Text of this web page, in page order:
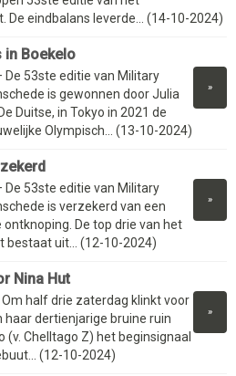
De eindbalans leverde... (14-10-2024)
in Boekelo
»
De 53ste editie van Military
is gewonnen door Julia
Duitse, in Tokyo in 2021 de
Olympisch... (13-10-2024)
»
De 53ste editie van Military
is verzekerd van een
ontknoping. De top drie van het
bestaat uit... (12-10-2024)
Nina Hut
»
Om half drie zaterdag klinkt voor
haar dertienjarige bruine ruin
(v. Chelltago Z) het beginsignaal
(12-10-2024)